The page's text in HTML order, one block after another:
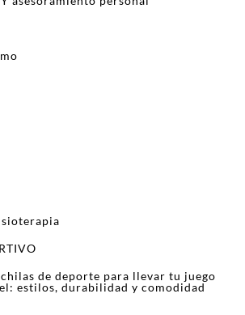
de deporte para llevar tu juego
estilos, durabilidad y comodidad